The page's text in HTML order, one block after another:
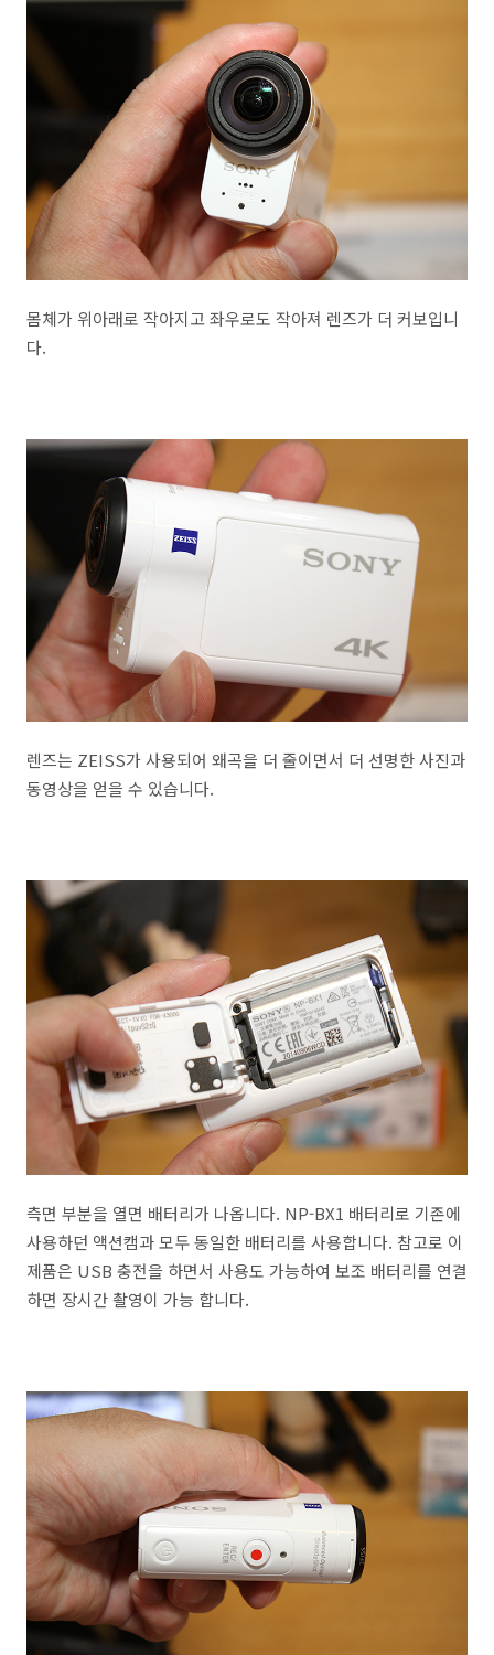
몸체가 위아래로 작아지고 좌우로도 작아져 렌즈가 더 커보입니
다.
렌즈는 ZEISS가 사용되어 왜곡을 더 줄이면서 더 선명한 사진과
동영상을 얻을 수 있습니다.
측면 부분을 열면 배터리가 나옵니다. NP-BX1 배터리로 기존에
사용하던 액션캠과 모두 동일한 배터리를 사용합니다. 참고로 이
제품은 USB 충전을 하면서 사용도 가능하여 보조 배터리를 연결
하면 장시간 촬영이 가능 합니다.